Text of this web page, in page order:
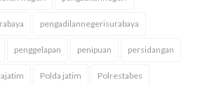
pengadilannegerisurabaya
penggelapan penipuan persidangan
Polda jatim Polrestabes